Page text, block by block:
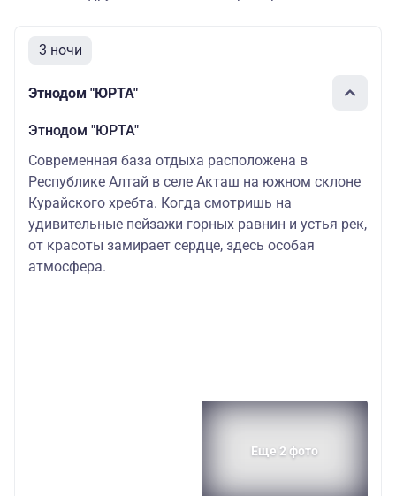
3 ночи
Этнодом "ЮРТА"
Этнодом "ЮРТА"
Современная база отдыха расположена в
Республике Алтай в селе Акташ на южном склоне
Курайского хребта. Когда смотришь на
удивительные пейзажи горных равнин и устья рек,
от красоты замирает сердце, здесь особая
атмосфера.
Еще 2 фото